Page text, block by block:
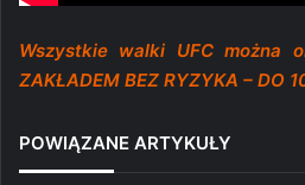
Wszystkie walki UFC można
ZAKŁADEM BEZ RYZYKA – DO
POWIĄZANE ARTYKUŁY